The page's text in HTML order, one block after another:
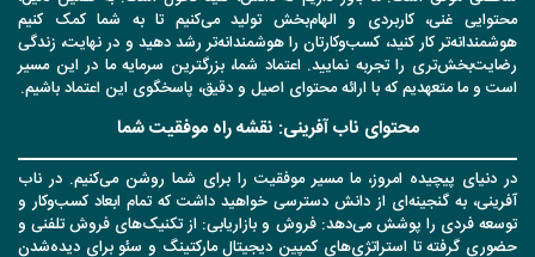
محتوایی غنی، کاربردی و الهام‌بخش تولید می‌کنیم تا به شما کمک کنیم
هوشمندانه‌تر کار کنید، کسب‌وکارتان را هوشمندانه‌تر رشد دهید و در نهایت، زندگی
رضایت‌بخش‌تری را تجربه نمایید. اعتماد شما، بزرگترین سرمایه ما در این مسیر
است و ما متعهدیم که با ارائه محتوای اصیل و دقیق، پاسخگوی این اعتماد باشیم.
محتوای ناب آفرینی: نقشه راه موفقیت شما
در دنیای پیچیده امروز، ما مسیر موفقیت را برای شما روشن می‌کنیم. در ناب
آفرینی، به گنجینه‌ای از دانش دسترسی خواهید داشت که تمام ابعاد کسب‌وکار و
توسعه فردی را پوشش می‌دهد: فروش و بازاریابی: از تکنیک‌های فروش تلفنی و
حضوری گرفته تا استراتژی‌های کمپین دیجیتال مارکتینگ و سئو برای دیده‌شدن